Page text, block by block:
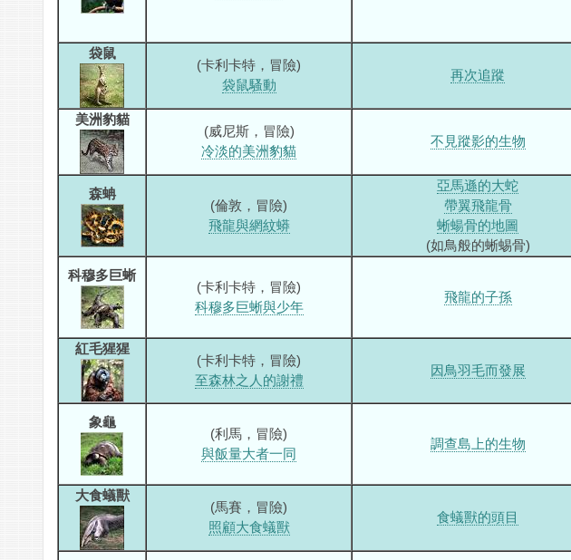
袋鼠
(卡利卡特，冒險)
袋鼠騷動
再次追蹤
美洲豹貓
(威尼斯，冒險)
冷淡的美洲豹貓
不見蹤影的生物
森蚺
(倫敦，冒險)
飛龍與網紋蟒
亞馬遜的大蛇
帶翼飛龍骨
蜥蝪骨的地圖
(如鳥般的蜥蜴骨)
科穆多巨蜥
(卡利卡特，冒險)
科穆多巨蜥與少年
飛龍的子孫
紅毛猩猩
(卡利卡特，冒險)
至森林之人的謝禮
因鳥羽毛而發展
象龜
(利馬，冒險)
與飯量大者一同
調查島上的生物
大食蟻獸
(馬賽，冒險)
照顧大食蟻獸
食蟻獸的頭目